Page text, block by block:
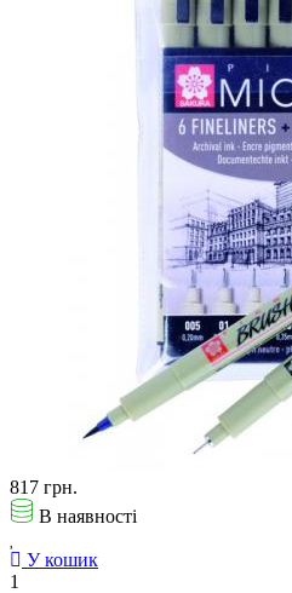
817 грн.
В наявності
У кошик
1